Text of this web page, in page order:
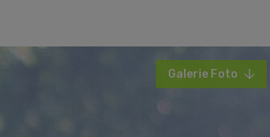
Galerie Foto